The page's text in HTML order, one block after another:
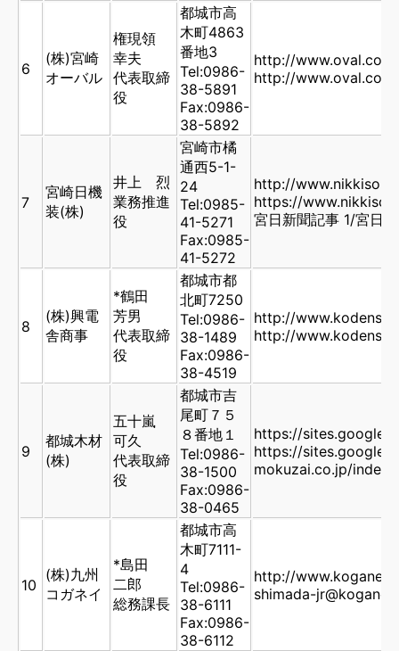
6
(株)宮崎
オーバル
権現領
幸夫
代表取締
役
都城市高
木町4863
番地3
Tel:0986-
38-5891
Fax:0986-
38-5892
http://
http://
7
宮崎日機
装(株)
井上 烈
業務推進
役
宮崎市橘
通西5-1-
24
Tel:0985-
41-5271
Fax:0985-
41-5272
http://
https://
宮日新聞記事 1/宮日
8
(株)興電
舎商事
*鶴田
芳男
代表取締
役
都城市都
北町7250
Tel:0986-
38-1489
Fax:0986-
38-4519
http://
http://
9
都城木材
(株)
五十嵐
可久
代表取締
役
都城市吉
尾町７５
８番地１
Tel:0986-
38-1500
Fax:0986-
38-0465
https://
https://
mokuzai.co.jp/
10
(株)九州
コガネイ
*島田
二郎
総務課長
都城市高
木町7111-
4
Tel:0986-
38-6111
Fax:0986-
38-6112
http://
shimada-